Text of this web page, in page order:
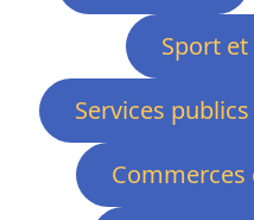
Sport
Services publics
Commerces